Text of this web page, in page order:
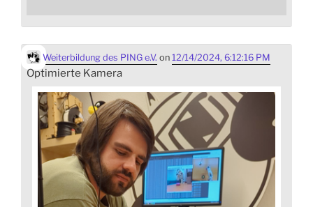
Weiterbildung des PING e.V. on 12/14/2024, 6:12:16 PM
Optimierte Kamera